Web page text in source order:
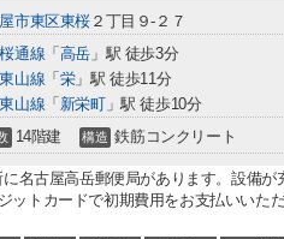
市東区東桜 ２丁目９-２７
通線 「 高岳 」駅 徒歩3分
山線 「 栄」駅 徒歩11分
山線 「 新栄町」駅 徒歩10分
14階建 構造 鉄筋コンクリート
名古屋高岳郵便局があります。設備が
ットカードで初期費用をお支払いいた